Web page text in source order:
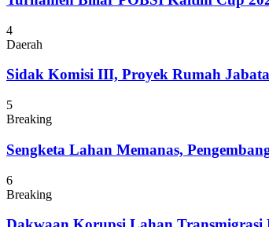
4
Daerah
Sidak Komisi III, Proyek Rumah
5
Breaking
Sengketa Lahan Memanas,
6
Breaking